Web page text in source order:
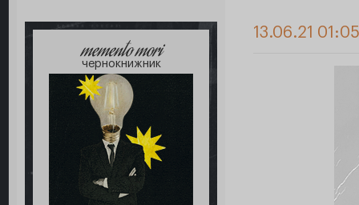
memento mori
чернокнижник
13.06.21